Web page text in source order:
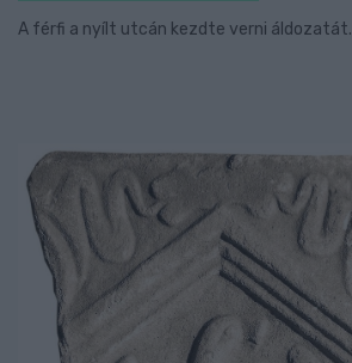
A férfi a nyílt utcán kezdte verni áldozatát.